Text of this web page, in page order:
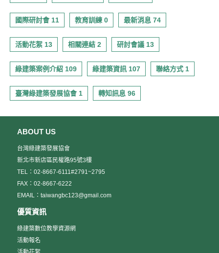
國際研討會 11 教育訓練 0 最新消息 74
活動花絮 13 相關連結 2 研討會議 13
綠建築案例介紹 109 綠建築資訊 107 聯絡方式 1
臺灣綠建築發展協會 1 轉知訊息 96
ABOUT US
台灣綠建築發展協會
新北市新店區民權路95號3樓
TEL：02-8667-6111#2791~2795
FAX：02-8667-6222
EMAIL：taiwangbc123@gmail.com
優質資訊
綠建築數位教學資源網
活動報名